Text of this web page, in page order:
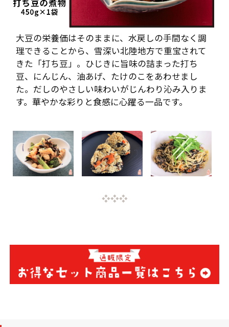
大豆の栄養価はそのままに、水戻しの手間なく調
理できることから、雪深い北陸地方で重宝されて
きた「打ち豆」。ひじきに旨味の詰まった打ち
豆、にんじん、油あげ、たけのこをあわせまし
た。だしのやさしい味わいがじんわり沁み入りま
す。華やかな彩りと食感に心躍る一品です。
❖❖❖